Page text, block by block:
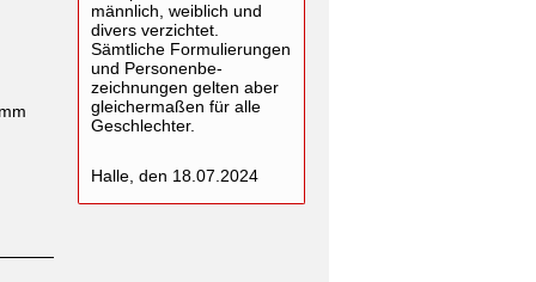
männlich, weiblich und
divers verzichtet.
Sämtliche Formulierungen
und Personenbe-
zeichnungen gelten aber
gleichermaßen für alle
Geschlechter.
Halle, den 18.07.2024